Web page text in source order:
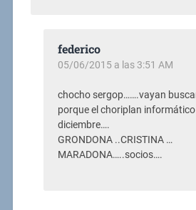
federico
05/06/2015 a las 3:51 AM
chocho sergop…….vayan
porque el choriplan
diciembre….
GRONDONA ..CRISTINA …
MARADONA…..socios….